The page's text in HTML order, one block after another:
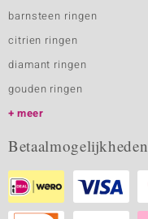
barnsteen ringen
citrien ringen
diamant ringen
gouden ringen
meer
Betaalmogelijkheden